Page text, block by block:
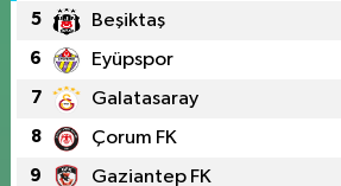
5 Beşiktaş
6 Eyüpspor
7 Galatasaray
8 Çorum FK
9 Gaziantep FK